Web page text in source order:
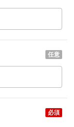
任意
必須